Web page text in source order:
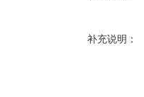
补充说明：